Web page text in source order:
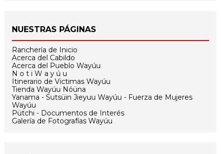
NUESTRAS PÁGINAS
Ranchería de Inicio
Acerca del Cabildo
Acerca del Pueblo Wayúu
N o t i W a y ú u
Itinerario de Victimas Wayúu
Tienda Wayúu Nóüna
Yanama - Sutsüin Jieyuu Wayúu - Fuerza de Mujeres
Wayúu
Pütchi - Documentos de Interés
Galería de Fotografías Wayúu